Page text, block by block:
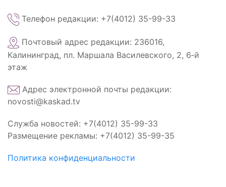
Телефон редакции: +7(4012) 35-99-33
Почтовый адрес редакции: 236016,
Калининград, пл. Маршала Василевского, 2, 6‑й
этаж
Адрес электронной почты редакции:
novosti@kaskad.tv
Служба новостей: +7(4012) 35-99-33
Размещение рекламы: +7(4012) 35-99-35
Политика конфиденциальности